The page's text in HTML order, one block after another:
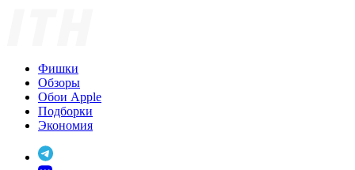
Фишки
Обзоры
Обои Apple
Подборки
Экономия